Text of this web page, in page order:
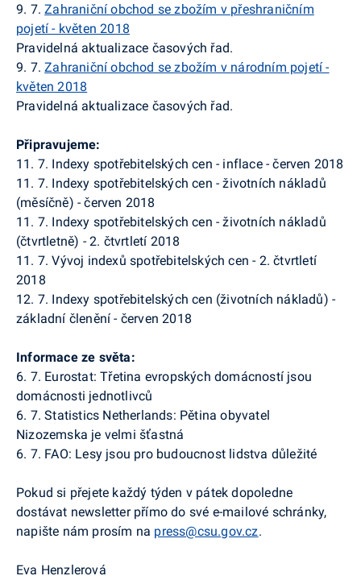
9. 7.Zahraniční obchod se zbožím v přeshraničním
pojetí - květen 2018
Pravidelná aktualizace časových řad.
9. 7.Zahraniční obchod se zbožím v národním pojetí -
květen 2018
Pravidelná aktualizace časových řad.
Připravujeme:
11. 7. Indexy spotřebitelských cen - inflace - červen 2018
11. 7. Indexy spotřebitelských cen - životních nákladů
(měsíčně) - červen 2018
11. 7. Indexy spotřebitelských cen - životních nákladů
(čtvrtletně) - 2. čtvrtletí 2018
11. 7. Vývoj indexů spotřebitelských cen - 2. čtvrtletí
2018
12. 7. Indexy spotřebitelských cen (životních nákladů) -
základní členění - červen 2018
Informace ze světa:
6. 7. Eurostat: Třetina evropských domácností jsou
domácnosti jednotlivců
6. 7. Statistics Netherlands: Pětina obyvatel
Nizozemska je velmi šťastná
6. 7. FAO: Lesy jsou pro budoucnost lidstva důležité
Pokud si přejete každý týden v pátek dopoledne
dostávat newsletter přímo do své e-mailové schránky,
napište nám prosím na press@csu.gov.cz.
Eva Henzlerová